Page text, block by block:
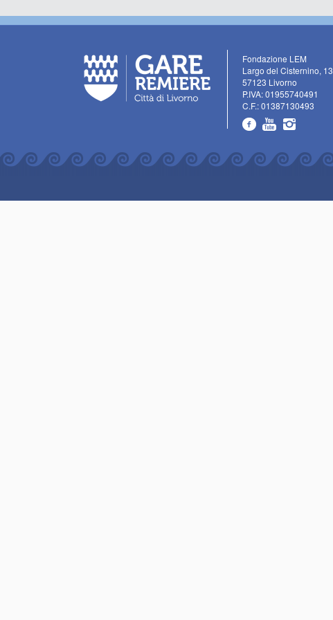
Fondazione LEM
Largo del Cisternino, 13
57123 Livorno
P.IVA: 01955740491
C.F.: 01387130493